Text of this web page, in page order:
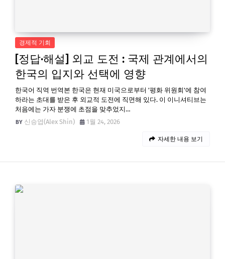
경제적 기회
[정답·해설] 외교 도전 : 국제 관계에서의
한국의 입지와 선택에 영향
한국어 직역 번역본 한국은 현재 미국으로부터 '평화 위원회'에 참여
하라는 초대를 받은 후 외교적 도전에 직면해 있다. 이 이니셔티브는
처음에는 가자 분쟁에 초점을 맞추었지…
신승엽(Alex Shin)
1월 24, 2026
자세한 내용 보기